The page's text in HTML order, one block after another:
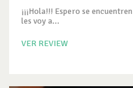
¡¡¡Hola!!! Espero se
les voy a...
VER REVIEW